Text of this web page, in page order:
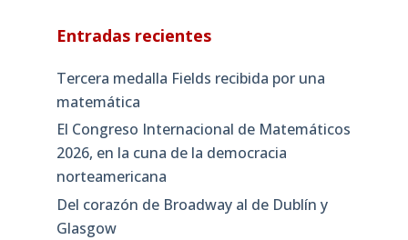
Entradas recientes
Tercera medalla Fields recibida por una
matemática
El Congreso Internacional de Matemáticos
2026, en la cuna de la democracia
norteamericana
Del corazón de Broadway al de Dublín y
Glasgow